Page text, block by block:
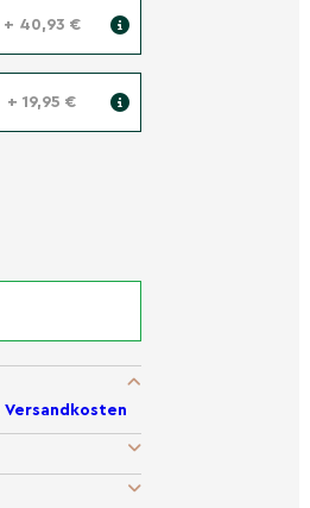
+ 40,93 €
+ 19,95 €
Versandkosten